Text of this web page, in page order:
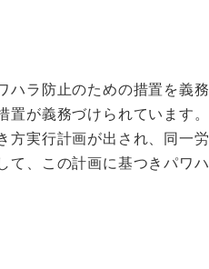
ラ防止のための措置を義
が義務づけられています。
実行計画が出され、同一
、この計画に基つきパワ